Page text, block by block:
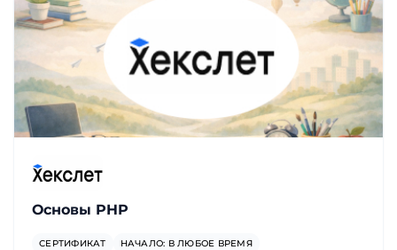
Основы PHP
СЕРТИФИКАТ
НАЧАЛО: В ЛЮБОЕ ВРЕМЯ